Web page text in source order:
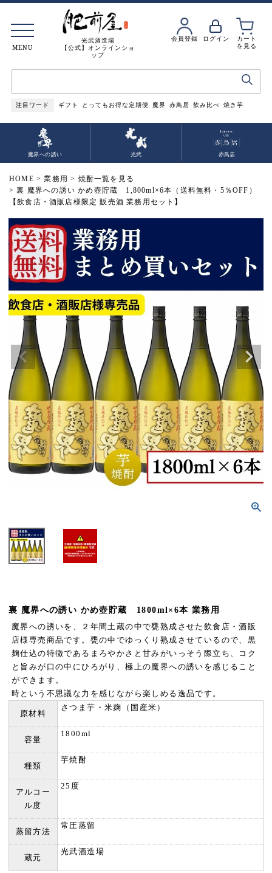
光武酒造場
【公式】オンラインショ
ップ
会員登録 ログイン
カート
を見る
注目ワード ギフト とってもお得な定期便 魔界 赤鳥居 飲み比べ 焼き芋
MENU
魔界への誘い 光武 赤鳥居
HOME 業務用
焼酎一覧を見る
裏 魔界への誘い かめ壺貯蔵 1,800ml×6本（送料無料・5％OFF）
【飲食店・酒販店様限定 販売酒 業務用セット】
裏 魔界への誘い かめ壺貯蔵 1800ml×6本 業務用
魔界への誘いを、２年間土蔵の中で甕熟成させた飲食店・酒販
店様専売商品です。甕の中でゆっくり熟成させているので、黒
麹仕込の特徴であるまろやかさと甘みがいっそう際立ち、コク
と旨みが口の中にひろがり、極上の魔界への誘いを感じること
ができます。
時という不思議な力を感じながら楽しめる逸品です。
原材料
さつま芋・米麹（国産米）
容量
1800ml
種類
芋焼酎
アルコー
ル度
25度
蒸留方法
常圧蒸留
蔵元
光武酒造場